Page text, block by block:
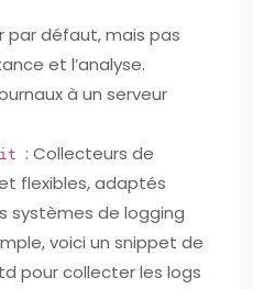
par défaut, mais pas
et l’analyse.
à un serveur
: Collecteurs de
flexibles, adaptés
systèmes de logging
voici un snippet de
pour collecter les logs